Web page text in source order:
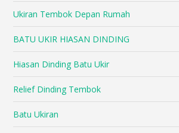
Ukiran Tembok Depan Rumah
BATU UKIR HIASAN DINDING
Hiasan Dinding Batu Ukir
Relief Dinding Tembok
Batu Ukiran